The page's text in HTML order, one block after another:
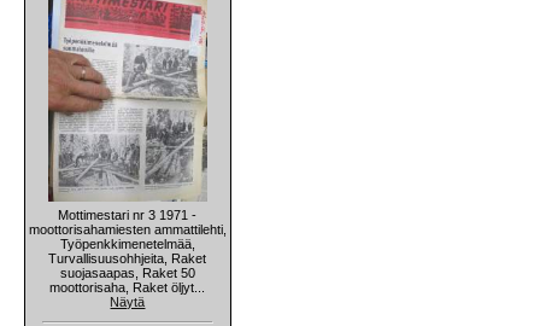
Mottimestari nr 3 1971 -
moottorisahamiesten ammattilehti,
Työpenkkimenetelmää,
Turvallisuusohhjeita, Raket
suojasaapas, Raket 50
moottorisaha, Raket öljyt...
Näytä